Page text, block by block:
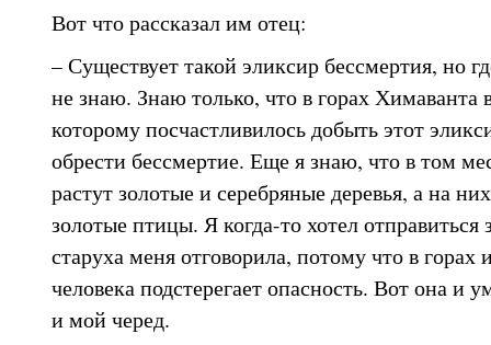
Вот что рассказал им отец:
– Существует такой эликсир бессмертия, но
не знаю. Знаю только, что в горах Химаванта
которому посчастливилось добыть этот
обрести бессмертие. Еще я знаю, что в том
растут золотые и серебряные деревья, а на
золотые птицы. Я когда-то хотел отправиться
старуха меня отговорила, потому что в
человека подстерегает опасность. Вот она и
и мой черед.